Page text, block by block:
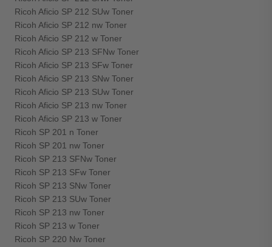
Ricoh Aficio SP 212 SUw Toner
Ricoh Aficio SP 212 nw Toner
Ricoh Aficio SP 212 w Toner
Ricoh Aficio SP 213 SFNw Toner
Ricoh Aficio SP 213 SFw Toner
Ricoh Aficio SP 213 SNw Toner
Ricoh Aficio SP 213 SUw Toner
Ricoh Aficio SP 213 nw Toner
Ricoh Aficio SP 213 w Toner
Ricoh SP 201 n Toner
Ricoh SP 201 nw Toner
Ricoh SP 213 SFNw Toner
Ricoh SP 213 SFw Toner
Ricoh SP 213 SNw Toner
Ricoh SP 213 SUw Toner
Ricoh SP 213 nw Toner
Ricoh SP 213 w Toner
Ricoh SP 220 Nw Toner